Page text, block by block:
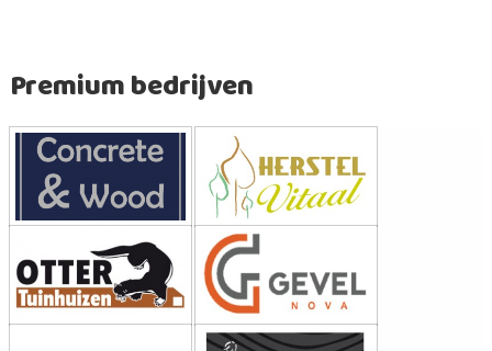
Premium bedrijven